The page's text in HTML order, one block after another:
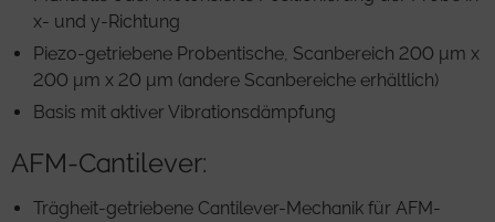
x- und y-Richtung
Piezo-getriebene Probentische, Scanbereich 200 μm x
200 μm x 20 μm (andere Scanbereiche erhältlich)
Basis mit aktiver Vibrationsdämpfung
AFM-Cantilever:
Trägheit-getriebene Cantilever-Mechanik für AFM-